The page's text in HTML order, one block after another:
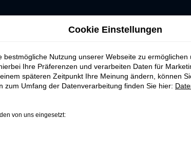
Cookie Einstellungen
bestmögliche Nutzung unserer Webseite zu
Ihre Präferenzen und verarbeiten Daten für
späteren Zeitpunkt Ihre Meinung ändern, können
zum Umfang der Datenverarbeitung finden Sie hier:
von uns eingesetzt: